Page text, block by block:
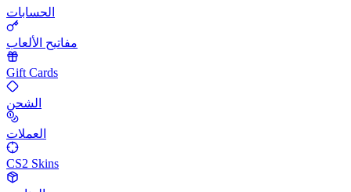
الحسابات
مفاتيح الألعاب
Gift Cards
الشحن
العملات
CS2 Skins